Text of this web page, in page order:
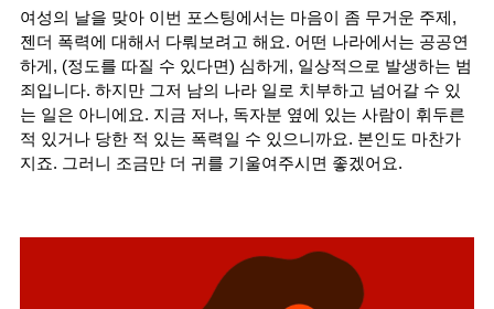
여성의 날을 맞아 이번 포스팅에서는 마음이 좀 무거운 주제,
젠더 폭력에 대해서 다뤄보려고 해요. 어떤 나라에서는 공공연
하게, (정도를 따질 수 있다면) 심하게, 일상적으로 발생하는 범
죄입니다. 하지만 그저 남의 나라 일로 치부하고 넘어갈 수 있
는 일은 아니에요. 지금 저나, 독자분 옆에 있는 사람이 휘두른
적 있거나 당한 적 있는 폭력일 수 있으니까요. 본인도 마찬가
지죠. 그러니 조금만 더 귀를 기울여주시면 좋겠어요.